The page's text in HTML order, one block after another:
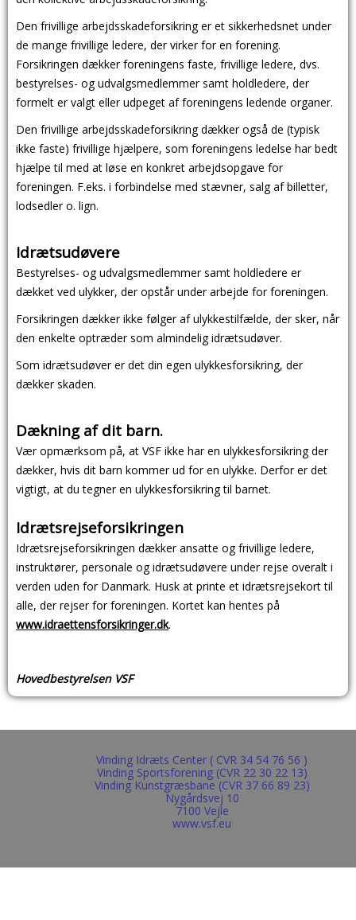
Den frivillige arbejdsskadeforsikring er et sikkerhedsnet under
de mange frivillige ledere, der virker for en forening.
Forsikringen dækker foreningens faste, frivillige ledere, dvs.
bestyrelses- og udvalgsmedlemmer samt holdledere, der
formelt er valgt eller udpeget af foreningens ledende organer.
Den frivillige arbejdsskadeforsikring dækker også de (typisk
ikke faste) frivillige hjælpere, som foreningens ledelse har bedt
hjælpe til med at løse en konkret arbejdsopgave for
foreningen. F.eks. i forbindelse med stævner, salg af billetter,
lodsedler o. lign.
Idrætsudøvere
Bestyrelses- og udvalgsmedlemmer samt holdledere er
dækket ved ulykker, der opstår under arbejde for foreningen.
Forsikringen dækker ikke følger af ulykkestilfælde, der sker, når
den enkelte optræder som almindelig idrætsudøver.
Som idrætsudøver er det din egen ulykkesforsikring, der
dækker skaden.
Dækning af dit barn.
Vær opmærksom på, at VSF ikke har en ulykkesforsikring der
dækker, hvis dit barn kommer ud for en ulykke. Derfor er det
vigtigt, at du tegner en ulykkesforsikring til barnet.
Idrætsrejseforsikringen
Idrætsrejseforsikringen dækker ansatte og frivillige ledere,
instruktører, personale og idrætsudøvere under rejse overalt i
verden uden for Danmark. Husk at printe et idrætsrejsekort til
alle, der rejser for foreningen. Kortet kan hentes på
www.idraettensforsikringer.dk.
Hovedbestyrelsen VSF
Vinding Idræts Center ( CVR 34 54 76 56 )
Vinding Sportsforening (CVR 22 30 22 13)
Vinding Kunstgræsbane (CVR 37 66 89 23)
Nygårdsvej 10
7100 Vejle
www.vsf.eu